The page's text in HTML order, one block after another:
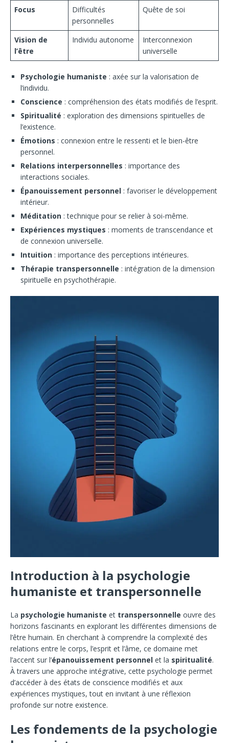
Focus
Difficultés
personnelles
Quête de soi
Vision de
l’être
Individu autonome
Interconnexion
universelle
Psychologie humaniste : axée sur la valorisation de
l’individu.
Conscience : compréhension des états modifiés de l’esprit.
Spiritualité : exploration des dimensions spirituelles de
l’existence.
Émotions : connexion entre le ressenti et le bien-être
personnel.
Relations interpersonnelles : importance des
interactions sociales.
Épanouissement personnel : favoriser le développement
intérieur.
Méditation : technique pour se relier à soi-même.
Expériences mystiques : moments de transcendance et
de connexion universelle.
Intuition : importance des perceptions intérieures.
Thérapie transpersonnelle : intégration de la dimension
spirituelle en psychothérapie.
Introduction à la psychologie
humaniste et transpersonnelle
La psychologie humaniste et transpersonnelle ouvre des
horizons fascinants en explorant les différentes dimensions de
l’être humain. En cherchant à comprendre la complexité des
relations entre le corps, l’esprit et l’âme, ce domaine met
l’accent sur l’épanouissement personnel et la spiritualité.
À travers une approche intégrative, cette psychologie permet
d’accéder à des états de conscience modifiés et aux
expériences mystiques, tout en invitant à une réflexion
profonde sur notre existence.
Les fondements de la psychologie